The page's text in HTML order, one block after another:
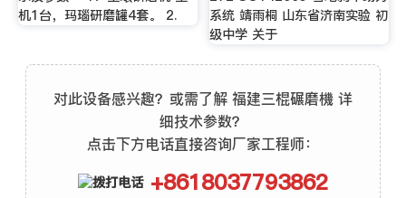
机1台，玛瑙研磨罐4套。 2.
系统 靖雨桐 山东省济南实验 初
级中学 关于
对此设备感兴趣？或需了解 福建三棍碾磨機 详
细技术参数？
点击下方电话直接咨询厂家工程师：
+8618037793862